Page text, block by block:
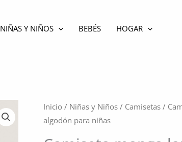
NIÑAS Y NIÑOS BEBÉS HOGAR
Inicio / Niñas y Niños / Camisetas /
algodón para niñas